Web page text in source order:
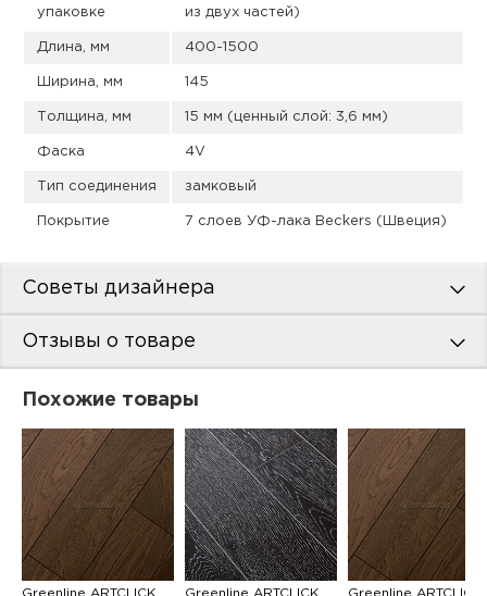
упаковке
из двух частей)
Длина, мм 400-1500
Ширина, мм 145
Толщина, мм 15 мм (ценный слой: 3,6 мм)
Фаска 4V
Тип соединения замковый
Покрытие 7 слоев УФ-лака Beckers (Швеция)
Советы дизайнера
Отзывы о товаре
Похожие товары
Greenline ARTCLICK
Greenline ARTCLICK
Greenline ARTCLICK